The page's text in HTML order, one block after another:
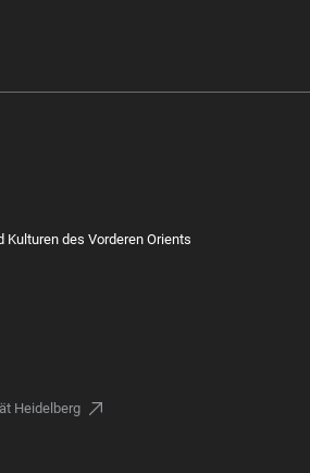
Kulturen des Vorderen Orients
Heidelberg